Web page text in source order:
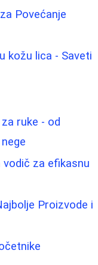
Povećanje
kožu lica - Saveti
ruke - od
vodič za efikasnu
Proizvode i